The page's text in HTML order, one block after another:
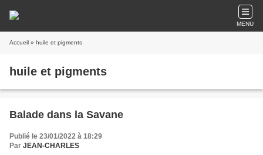
MENU
Accueil » huile et pigments
huile et pigments
Balade dans la Savane
Publié le 23/01/2022 à 18:29
Par JEAN-CHARLES